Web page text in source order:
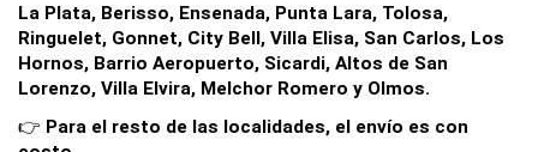
La Plata, Berisso, Ensenada, Punta Lara, Tolosa,
Ringuelet, Gonnet, City Bell, Villa Elisa, San Carlos, Los
Hornos, Barrio Aeropuerto, Sicardi, Altos de San
Lorenzo, Villa Elvira, Melchor Romero y Olmos.
👉 Para el resto de las localidades, el envío es con